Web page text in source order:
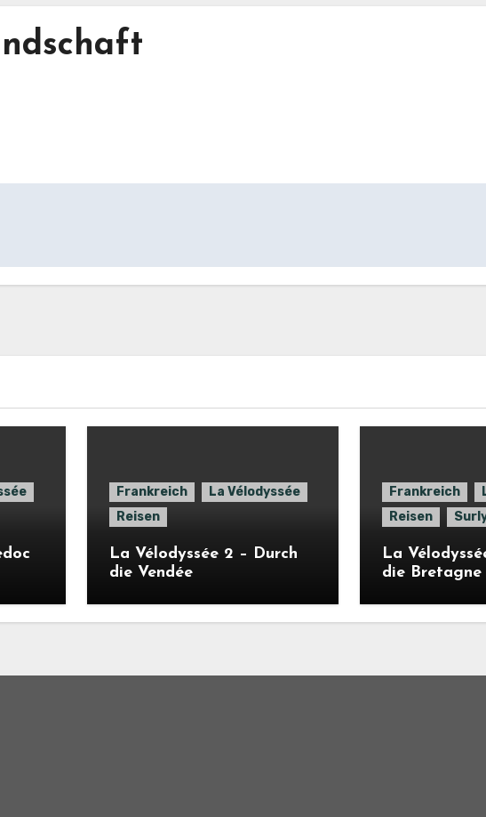
Frankreich
La Vélodyssée
Reisen
La Vélodyssée 2 – Durch
die Vendée
Frankreich
Reisen
La
die Bretagne